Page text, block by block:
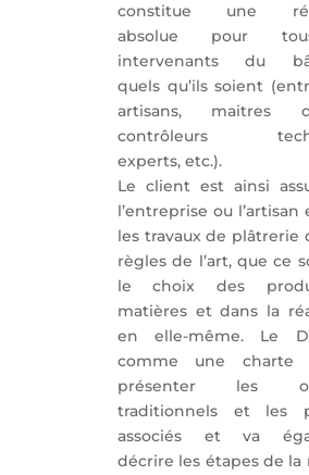
constitue une
absolue pour
intervenants du
quels qu’ils soient
artisans, maitres
contrôleurs
experts, etc.).
Le client est ainsi
l’entreprise ou l’artisan
les travaux de plâtrerie
règles de l’art, que ce
le choix des
matières et dans la
en elle-même. Le
comme une charte
présenter les
traditionnels et les
associés et va
décrire les étapes de la